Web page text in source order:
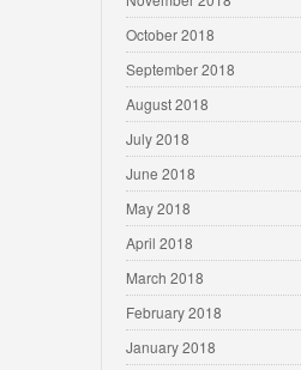
October 2018
September 2018
August 2018
July 2018
June 2018
May 2018
April 2018
March 2018
February 2018
January 2018